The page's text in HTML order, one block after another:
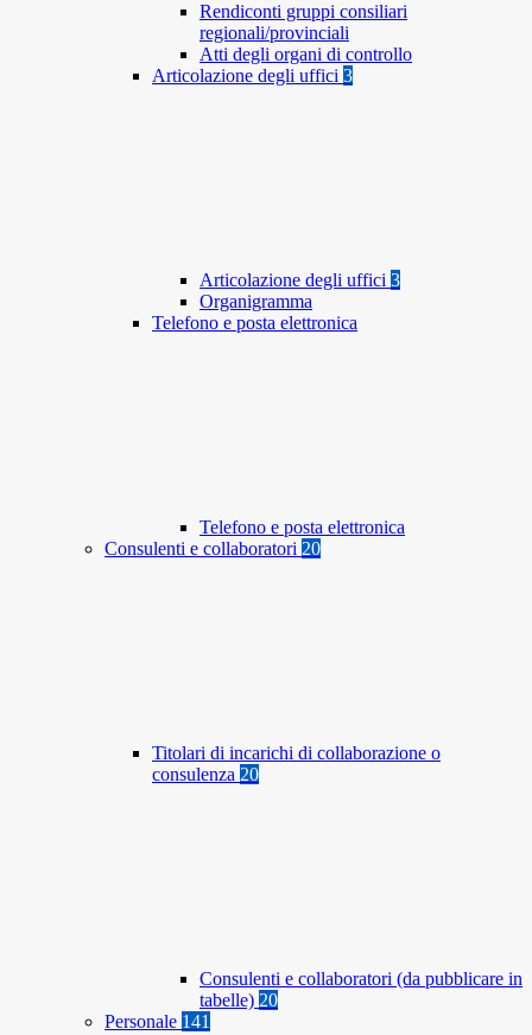
Rendiconti gruppi consiliari
regionali/provinciali
Atti degli organi di controllo
Articolazione degli uffici 3
Articolazione degli uffici 3
Organigramma
Telefono e posta elettronica
Telefono e posta elettronica
Consulenti e collaboratori 20
Titolari di incarichi di collaborazione o
consulenza 20
Consulenti e collaboratori (da pubblicare in
tabelle) 20
Personale 141